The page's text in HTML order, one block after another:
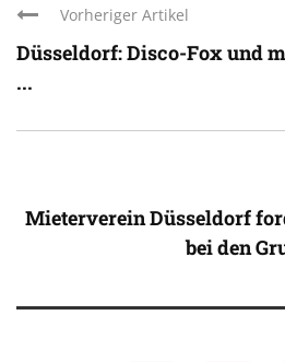
Vorheriger Artikel
Düsseldorf: Disco-Fox und
...
Mieterverein Düsseldorf
bei den